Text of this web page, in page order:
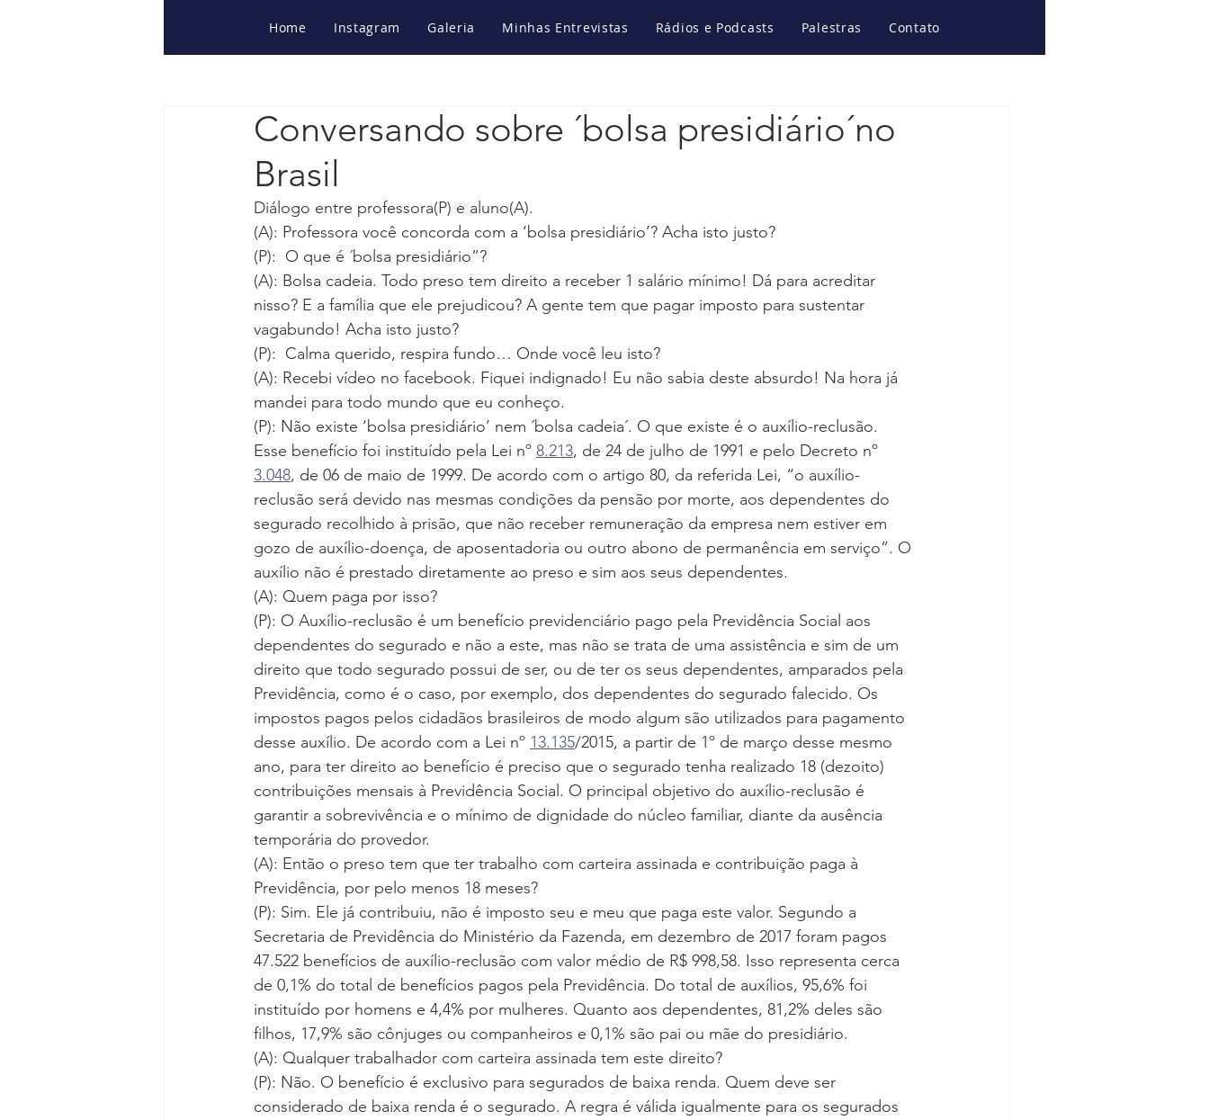
Home Instagram Galeria Minhas Entrevistas Rádios e Podcasts Palestras Contato
Conversando sobre ´bolsa presidiário´no
Brasil
Diálogo entre professora(P) e aluno(A).
(A): Professora você concorda com a ‘bolsa presidiário’? Acha isto justo?
(P):  O que é ´bolsa presidiário”?
(A): Bolsa cadeia. Todo preso tem direito a receber 1 salário mínimo! Dá para acreditar
nisso? E a família que ele prejudicou? A gente tem que pagar imposto para sustentar
vagabundo! Acha isto justo?
(P):  Calma querido, respira fundo… Onde você leu isto?
(A): Recebi vídeo no facebook. Fiquei indignado! Eu não sabia deste absurdo! Na hora já
mandei para todo mundo que eu conheço.
(P): Não existe ‘bolsa presidiário’ nem ´bolsa cadeia´. O que existe é o auxílio-reclusão.
Esse benefício foi instituído pela Lei nº 8.213, de 24 de julho de 1991 e pelo Decreto nº
3.048, de 06 de maio de 1999. De acordo com o artigo 80, da referida Lei, “o auxílio-
reclusão será devido nas mesmas condições da pensão por morte, aos dependentes do
segurado recolhido à prisão, que não receber remuneração da empresa nem estiver em
gozo de auxílio-doença, de aposentadoria ou outro abono de permanência em serviço”. O
auxílio não é prestado diretamente ao preso e sim aos seus dependentes.
(A): Quem paga por isso?
(P): O Auxílio-reclusão é um benefício previdenciário pago pela Previdência Social aos
dependentes do segurado e não a este, mas não se trata de uma assistência e sim de um
direito que todo segurado possui de ser, ou de ter os seus dependentes, amparados pela
Previdência, como é o caso, por exemplo, dos dependentes do segurado falecido. Os
impostos pagos pelos cidadãos brasileiros de modo algum são utilizados para pagamento
desse auxílio. De acordo com a Lei nº 13.135/2015, a partir de 1º de março desse mesmo
ano, para ter direito ao benefício é preciso que o segurado tenha realizado 18 (dezoito)
contribuições mensais à Previdência Social. O principal objetivo do auxílio-reclusão é
garantir a sobrevivência e o mínimo de dignidade do núcleo familiar, diante da ausência
temporária do provedor.
(A): Então o preso tem que ter trabalho com carteira assinada e contribuição paga à
Previdência, por pelo menos 18 meses?
(P): Sim. Ele já contribuiu, não é imposto seu e meu que paga este valor. Segundo a
Secretaria de Previdência do Ministério da Fazenda, em dezembro de 2017 foram pagos
47.522 benefícios de auxílio-reclusão com valor médio de R$ 998,58. Isso representa cerca
de 0,1% do total de benefícios pagos pela Previdência. Do total de auxílios, 95,6% foi
instituído por homens e 4,4% por mulheres. Quanto aos dependentes, 81,2% deles são
filhos, 17,9% são cônjuges ou companheiros e 0,1% são pai ou mãe do presidiário.
(A): Qualquer trabalhador com carteira assinada tem este direito?
(P): Não. O benefício é exclusivo para segurados de baixa renda. Quem deve ser
considerado de baixa renda é o segurado. A regra é válida igualmente para os segurados